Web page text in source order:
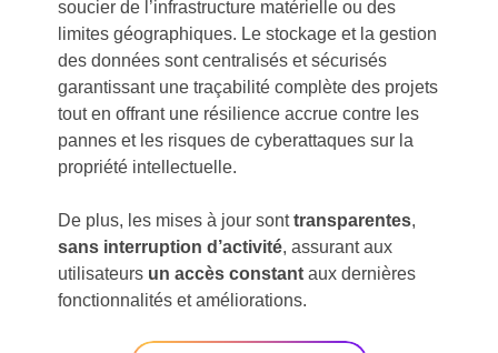
soucier de l’infrastructure matérielle ou des
limites géographiques. Le stockage et la gestion
des données sont centralisés et sécurisés
garantissant une traçabilité complète des projets
tout en offrant une résilience accrue contre les
pannes et les risques de cyberattaques sur la
propriété intellectuelle.
De plus, les mises à jour sonttransparentes,
sans interruption d’activité, assurant aux
utilisateurs un accès constant aux dernières
fonctionnalités et améliorations.